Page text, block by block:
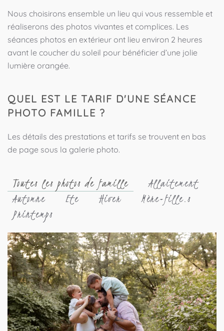
Nous choisirons ensemble un lieu qui vous ressemble et
réaliserons des photos vivantes et complices. Les
séances photos en extérieur ont lieu environ 2 heures
avant le coucher du soleil pour bénéficier d’une jolie
lumière orangée.
QUEL EST LE TARIF D'UNE SÉANCE
PHOTO FAMILLE ?
Les détails des prestations et tarifs se trouvent en bas
de page sous la galerie photo.
Toutes les photos de famille
Allaitement
Automne
Ete Hiver
Mère-fille.s
Printemps